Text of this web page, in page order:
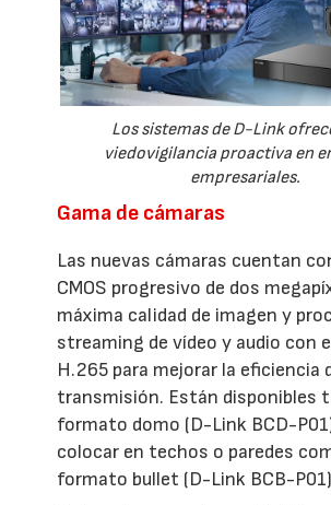
Los sistemas de D-Link
viedovigilancia proactiva en
empresariales.
Gama de cámaras
Las nuevas cámaras cuentan
CMOS progresivo de dos
máxima calidad de imagen y
streaming de vídeo y audio con
H.265 para mejorar la eficiencia
transmisión. Están disponibles
formato domo (D-Link BCD-
colocar en techos o paredes
formato bullet (D-Link BCB-